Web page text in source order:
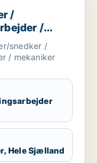
/
/
snedker /
/ mekaniker
Hele Sjælland